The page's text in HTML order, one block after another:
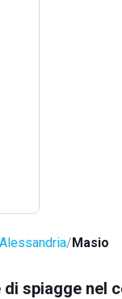
Masio
spiagge nel